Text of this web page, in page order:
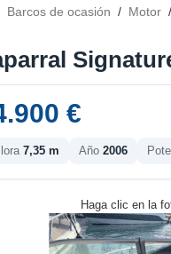
Barcos de ocasión / Motor /
€
7,35 m Año 2006
Haga clic en la